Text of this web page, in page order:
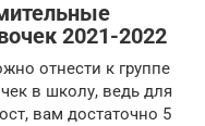
2021-2022
отнести к группе
в школу, ведь для
вам достаточно 5